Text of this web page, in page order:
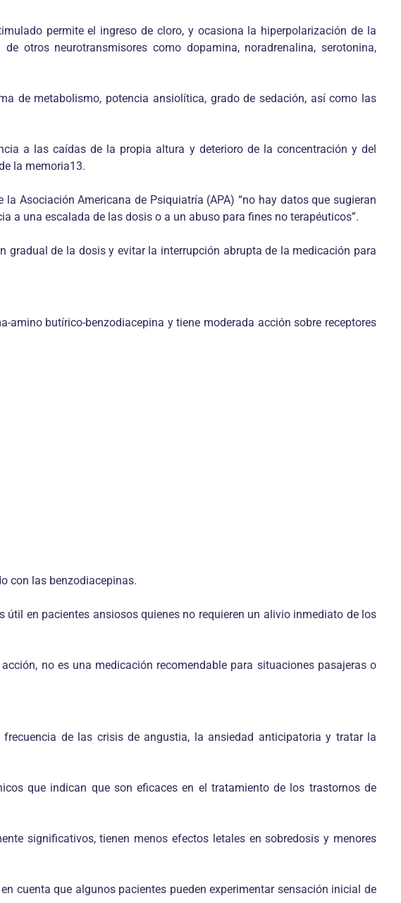
permite el ingreso de cloro, y ocasiona la hiperpolarización de la
otros neurotransmisores como dopamina, noradrenalina, serotonina,
de metabolismo, potencia ansiolítica, grado de sedación, así como las
a las caídas de la propia altura y deterioro de la concentración y del
la memoria13.
Asociación Americana de Psiquiatría (APA) “no hay datos que sugieran
a una escalada de las dosis o a un abuso para fines no terapéuticos”.
de la dosis y evitar la interrupción abrupta de la medicación para
butírico-benzodiacepina y tiene moderada acción sobre receptores
con las benzodiacepinas.
en pacientes ansiosos quienes no requieren un alivio inmediato de los
no es una medicación recomendable para situaciones pasajeras o
de las crisis de angustia, la ansiedad anticipatoria y tratar la
que indican que son eficaces en el tratamiento de los trastornos de
significativos, tienen menos efectos letales en sobredosis y menores
cuenta que algunos pacientes pueden experimentar sensación inicial de